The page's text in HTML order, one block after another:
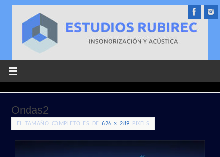
Ondas2
EL TAMAÑO COMPLETO ES DE626 × 289 PIXELS